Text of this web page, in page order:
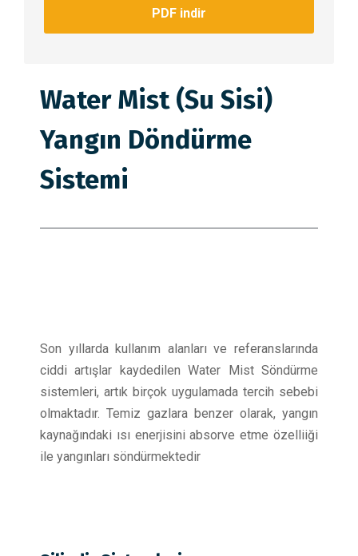
PDF indir
Water Mist (Su Sisi)
Yangın Döndürme
Sistemi
Son yıllarda kullanım alanları ve referanslarında
ciddi artışlar kaydedilen Water Mist Söndürme
sistemleri, artık birçok uygulamada tercih sebebi
olmaktadır. Temiz gazlara benzer olarak, yangın
kaynağındaki ısı enerjisini absorve etme özelliiği
ile yangınları söndürmektedir